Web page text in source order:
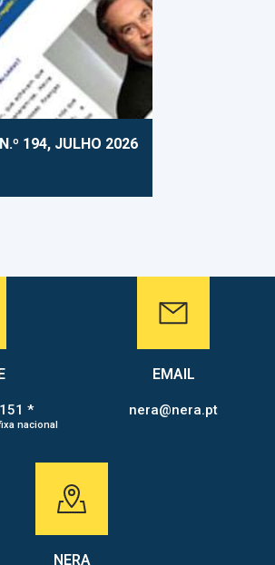
194, JULHO 2026
*
nacional
EMAIL
nera@nera.pt
NERA